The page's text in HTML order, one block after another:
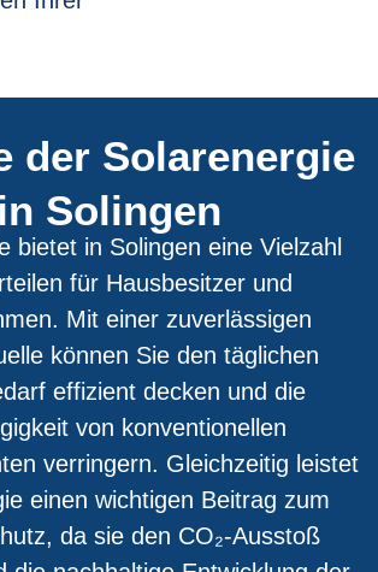
der Solarenergie
in Solingen
bietet in Solingen eine Vielzahl
für Hausbesitzer und
Mit einer zuverlässigen
können Sie den täglichen
effizient decken und die
von konventionellen
verringern. Gleichzeitig leistet
einen wichtigen Beitrag zum
da sie den CO₂-Ausstoß